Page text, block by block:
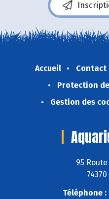
Accueil Contact
Protection
Gestion des
95
Téléphone :